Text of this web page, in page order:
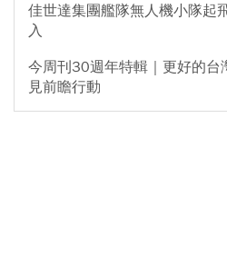
佳世達集團艦隊無人機小隊起
入
今周刊30週年特輯｜更好的台
見前瞻行動